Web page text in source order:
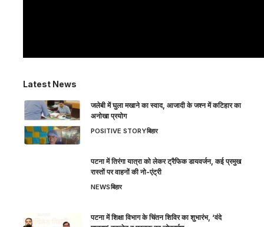
Latest News
जलेबी में घुला मखाने का स्वाद, आजादी के जश्न में कटिहार का
अनोखा प्रयोग
POSITIVE STORYबिहार
पटना में तिरंगा यात्रा को लेकर ट्रैफिक डायवर्जन, कई प्रमुख
रास्तों पर वाहनों की नो-एंट्री
NEWSबिहार
पटना में शिक्षा विभाग के चिंतन शिविर का शुभारंभ, ‘वंदे